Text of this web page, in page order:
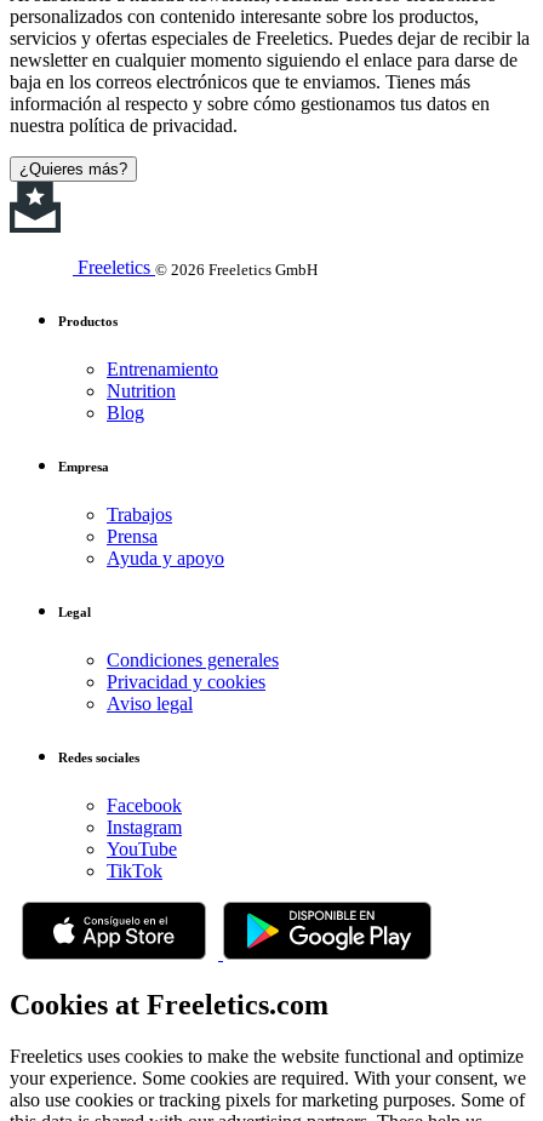
personalizados con contenido interesante sobre los productos,
servicios y ofertas especiales de Freeletics. Puedes dejar de recibir la
newsletter en cualquier momento siguiendo el enlace para darse de
baja en los correos electrónicos que te enviamos. Tienes más
información al respecto y sobre cómo gestionamos tus datos en
nuestra política de privacidad.
¿Quieres más?
Freeletics © 2026 Freeletics GmbH
Productos
Entrenamiento
Nutrition
Blog
Empresa
Trabajos
Prensa
Ayuda y apoyo
Legal
Condiciones generales
Privacidad y cookies
Aviso legal
Redes sociales
Facebook
Instagram
YouTube
TikTok
Cookies at Freeletics.com
Freeletics uses cookies to make the website functional and optimize
your experience. Some cookies are required. With your consent, we
also use cookies or tracking pixels for marketing purposes. Some of